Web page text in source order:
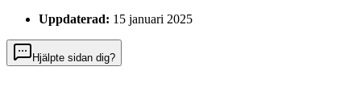
Uppdaterad: 15 januari 2025
Hjälpte sidan dig?